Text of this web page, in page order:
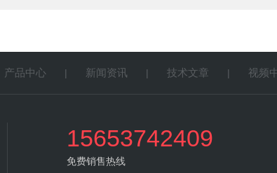
产品中心 | 新闻资讯 | 技术文章 | 视频
15653742409
免费销售热线